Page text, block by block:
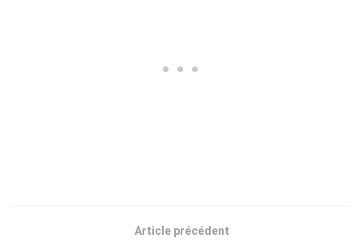
Article précédent